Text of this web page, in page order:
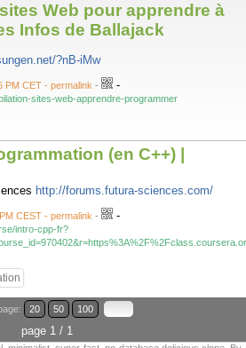
Web pour apprendre à
Infos de Ballajack
?nB-iMw
PM CET - permalink - -
sites-web-apprendre-programmer
(en C++) |
http://forums.futura-sciences.com/
CEST - permalink - -
intro-cpp-fr?
20 50 100
page 1 / 1